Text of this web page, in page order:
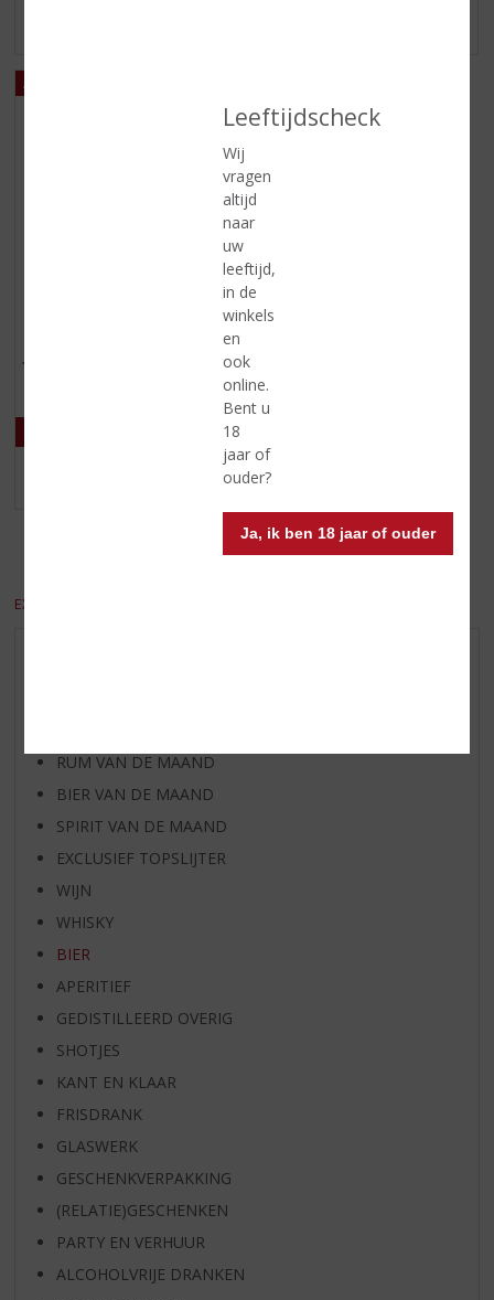
Leeftijdscheck
Wij
vragen
altijd
naar
uw
leeftijd,
in de
winkels
en
ook
online.
Bent u
18
jaar of
ouder?
Ja, ik ben 18 jaar of ouder
, Huidige prijs is:
75 CL
EXCL. BTW
RUM VAN DE MAAND
BIER VAN DE MAAND
SPIRIT VAN DE MAAND
EXCLUSIEF TOPSLIJTER
WIJN
WHISKY
BIER
APERITIEF
GEDISTILLEERD OVERIG
SHOTJES
KANT EN KLAAR
FRISDRANK
GLASWERK
GESCHENKVERPAKKING
(RELATIE)GESCHENKEN
PARTY EN VERHUUR
ALCOHOLVRIJE DRANKEN